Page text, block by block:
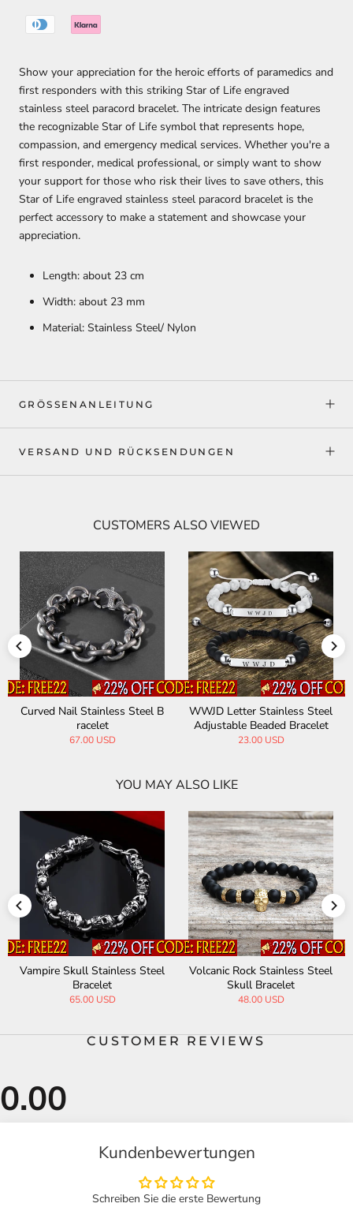
Show your appreciation for the heroic efforts of paramedics and
first responders with this striking Star of Life engraved
stainless steel paracord bracelet. The intricate design features
the recognizable Star of Life symbol that represents hope,
compassion, and emergency medical services. Whether you're a
first responder, medical professional, or simply want to show
your support for those who risk their lives to save others, this
Star of Life engraved stainless steel paracord bracelet is the
perfect accessory to make a statement and showcase your
appreciation.
Length: about 23 cm
Width: about 23 mm
Material: Stainless Steel/ Nylon
GRÖSSENANLEITUNG
VERSAND UND RÜCKSENDUNGEN
CUSTOMERS ALSO VIEWED
Curved Nail Stainless Steel B
racelet
67.00 USD
WWJD Letter Stainless Steel
Adjustable Beaded Bracelet
23.00 USD
YOU MAY ALSO LIKE
Vampire Skull Stainless Steel
Bracelet
65.00 USD
Volcanic Rock Stainless Steel
Skull Bracelet
48.00 USD
CUSTOMER REVIEWS
Kundenbewertungen
Schreiben Sie die erste Bewertung